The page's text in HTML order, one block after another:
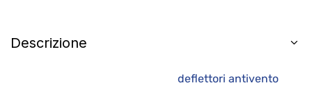
Descrizione
deflettori antivento